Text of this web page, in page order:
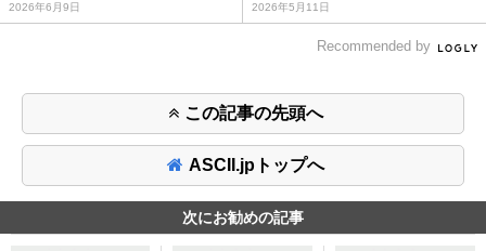
2026年6月9日 2026年5月11日
Recommended by
この記事の先頭へ
ASCII.jpトップへ
次にお勧めの記事